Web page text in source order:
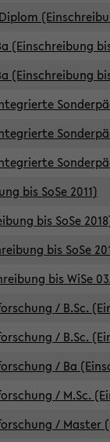
(Einschreibung
(Einschreibung
bis SoSe 2011)
bis SoSe
bis SoSe
bis WiSe
/ B.Sc.
/ B.Sc.
/ Ba
/ M.Sc.
/ Master